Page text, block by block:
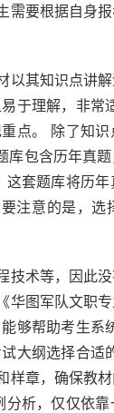
需要根据自身
以其知识点讲
于理解，非常
点。 除了知
包含历年真
套题库将历
注意的是，选
技术等，因此
华图军队文职
够帮助考生系
大纲选择合适
样章，确保教
析，仅仅依